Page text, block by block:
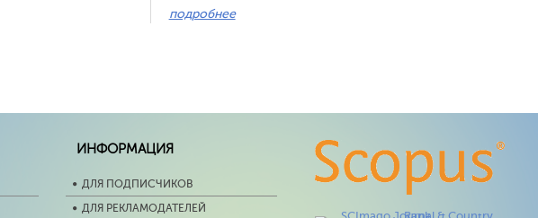
подробнее
ИНФОРМАЦИЯ
ДЛЯ ПОДПИСЧИКОВ
ДЛЯ РЕКЛАМОДАТЕЛЕЙ